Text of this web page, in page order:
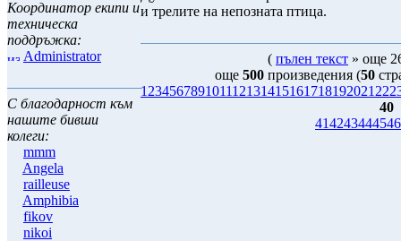
Координатор екипи и
техническа
поддръжка:
Administrator
С благодарност към
нашите бивши
колеги:
mmm
Angela
railleuse
Amphibia
fikov
nikoi
и трелите на непозната птица.
( пълен текст » още
още 500произведения (50
1 23456789101112131415161718192021 22
40
414243444546